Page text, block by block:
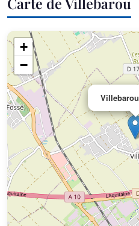
Villebarou
+
−